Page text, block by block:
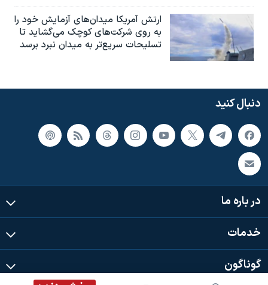
ارتش آمریکا میدان‌های آزمایش خود را
به روی شرکت‌های کوچک می‌گشاید تا
تسلیحات سریع‌تر به میدان نبرد برسد
دنبال کنید
در باره ما
خدمات
گوناگون